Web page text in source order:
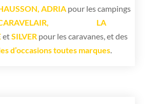
,ADRIA pour les campings
, LA
etSILVER pour les caravanes, et des
d’occasionstoutes marques.